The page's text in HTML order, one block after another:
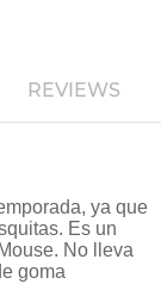
REVIEWS
ya que
Es un
No lleva
goma